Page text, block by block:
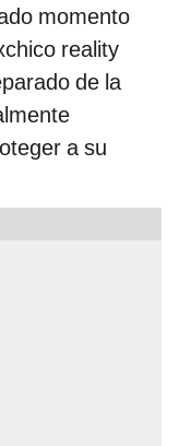
momento
reality
de la
a su